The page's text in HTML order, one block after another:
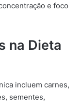
e foco
na Dieta
incluem carnes,
sementes,